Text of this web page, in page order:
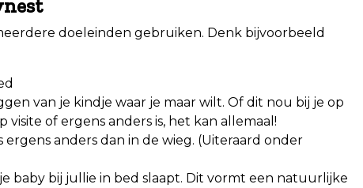
doeleinden gebruiken. Denk bijvoorbeeld
van je kindje waar je maar wilt. Of dit nou bij je op
visite of ergens anders is, het kan allemaal!
anders dan in de wieg. (Uiteraard onder
baby bij jullie in bed slaapt. Dit vormt een natuurlijke